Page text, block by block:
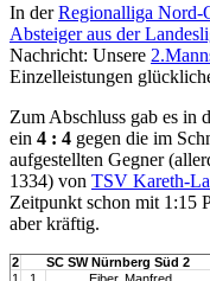
In derRegionalliga Nord-
Absteiger aus der
Nachricht: Unsere
Einzelleistungen
Zum Abschluss gab es in
ein 4 : 4 gegen die im
aufgestellten Gegner
1334) von TSV Kareth-
Zeitpunkt schon mit 1:15
aber kräftig.
2 SC SW Nürnberg Süd 2